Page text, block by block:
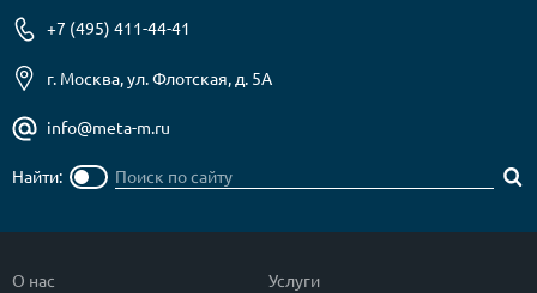
+7 (495) 411-44-41
г. Москва, ул. Флотская, д. 5А
info@meta-m.ru
Найти:
О нас
Услуги